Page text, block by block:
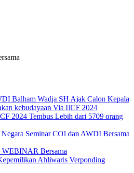
Balham Wadja SH Ajak Calon Kepala
kebudayaan Via IICF 2024
2024 Tembus Lebih dari 5709 orang
Seminar COI dan AWDI Bersama
Bersama
Ahliwaris Verponding